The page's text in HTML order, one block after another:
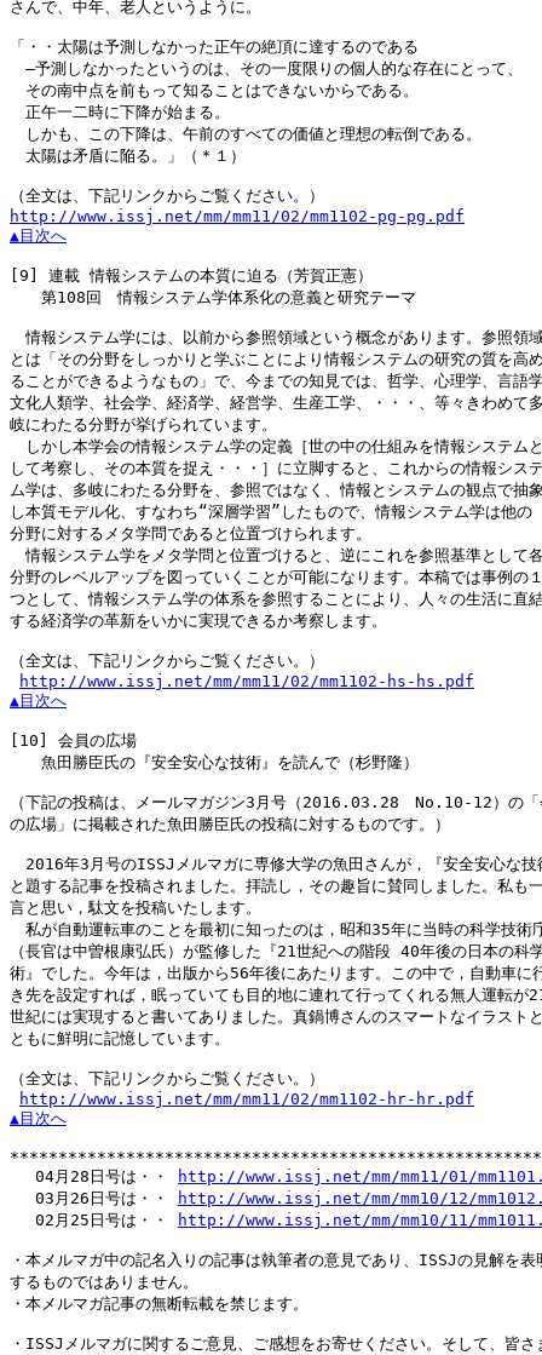
さんで、中年、老人というように。
「・・太陽は予測しなかった正午の絶頂に達するのである
―予測しなかったというのは、その一度限りの個人的な存在にとって、
その南中点を前もって知ることはできないからである。
正午一二時に下降が始まる。
しかも、この下降は、午前のすべての価値と理想の転倒である。
太陽は矛盾に陥る。」（＊１）
http://www.issj.net/mm/mm11/02/mm1102-pg-pg.pdf
▲目次へ
[9]
連載 情報システムの本質に迫る（芳賀正憲）
第108回　情報システム学体系化の意義と研究テーマ
情報システム学には、以前から参照領域という概念があります。参照領
とは「その分野をしっかりと学ぶことにより情報システムの研究の質を高
ることができるようなもの」で、今までの知見では、哲学、心理学、言語
文化人類学、社会学、経済学、経営学、生産工学、・・・、等々きわめて
岐にわたる分野が挙げられています。
しかし本学会の情報システム学の定義［世の中の仕組みを情報システム
して考察し、その本質を捉え・・・］に立脚すると、これからの情報シス
ム学は、多岐にわたる分野を、参照ではなく、情報とシステムの観点で抽
し本質モデル化、すなわち“深層学習”したもので、情報システム学は他の
分野に対するメタ学問であると位置づけられます。
情報システム学をメタ学問と位置づけると、逆にこれを参照基準として
分野のレベルアップを図っていくことが可能になります。本稿では事例の
つとして、情報システム学の体系を参照することにより、人々の生活に直
する経済学の革新をいかに実現できるか考察します。
（全文は、下記リンクからご覧ください。）
http://www.issj.net/mm/mm11/02/mm1102-hs-hs.pdf
▲目次へ
[10]
会員の広場
魚田勝臣氏の『安全安心な技術』を読んで（杉野隆）
（下記の投稿は、メールマガジン3月号（2016.03.28　No.10-12）の「
の広場」に掲載された魚田勝臣氏の投稿に対するものです。）
2016年3月号のISSJメルマガに専修大学の魚田さんが，『安全安心な技
と題する記事を投稿されました。拝読し，その趣旨に賛同しました。私も
言と思い，駄文を投稿いたします。
私が自動運転車のことを最初に知ったのは，昭和35年に当時の科学技術
（長官は中曽根康弘氏）が監修した『21世紀への階段 40年後の日本の科
術』でした。今年は，出版から56年後にあたります。この中で，自動車に
き先を設定すれば，眠っていても目的地に連れて行ってくれる無人運転が
世紀には実現すると書いてありました。真鍋博さんのスマートなイラスト
ともに鮮明に記憶しています。
（全文は、下記リンクからご覧ください。）
http://www.issj.net/mm/mm11/02/mm1102-hr-hr.pdf
▲目次へ
04月28日号は・・
http://www.issj.net/mm/mm11/01/
03月26日号は・・
http://www.issj.net/mm/mm10/12/
02月25日号は・・
http://www.issj.net/mm/mm10/11/
・本メルマガ中の記名入りの記事は執筆者の意見であり、ISSJの見解を表
するものではありません。
・本メルマガ記事の無断転載を禁じます。
・ISSJメルマガに関するご意見、ご感想をお寄せください。そして、皆さ